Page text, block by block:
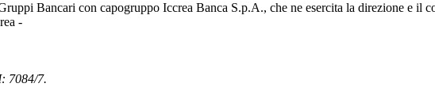
Bancari con capogruppo Iccrea Banca S.p.A., che ne esercita la direzione e il
-
7084/7.